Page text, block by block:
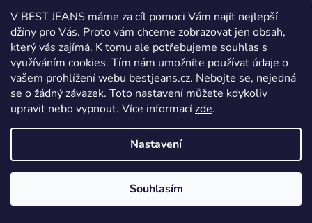
V BEST JEANS máme za cíl pomoci Vám najít nejlepší
džíny pro Vás. Proto vám chceme zobrazovat jen obsah,
který vás zajímá. K tomu ale potřebujeme souhlas s
využíváním cookies. Tím nám umožníte používat údaje o
vašem prohlížení webu bestjeans.cz. Nebojte se, nejedná
se o žádný závazek. Toto nastavení můžete kdykoliv
upravit nebo vypnout. Více informacízde.
Nastavení
Souhlasím
Pánské kalhoty Pioneer Rando 16801.5506 9300